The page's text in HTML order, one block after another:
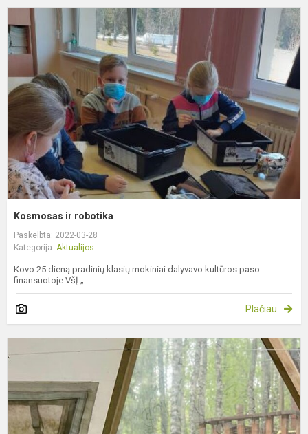
Kosmosas ir robotika
Paskelbta: 2022-03-28
Kategorija: Aktualijos
Kovo 25 dieną pradinių klasių mokiniai dalyvavo kultūros paso
finansuotoje VšĮ „...
Plačiau